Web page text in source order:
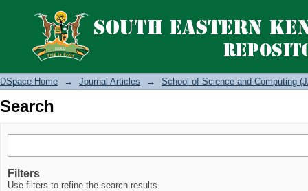
Search
DSpace Home → Journal Articles → School of Science and Computing
Search
Filters
Use filters to refine the search results.